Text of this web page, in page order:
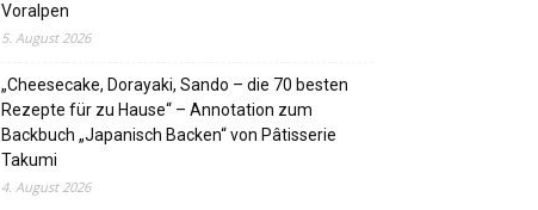
Voralpen
5. August 2026
„Cheesecake, Dorayaki, Sando – die 70 besten
Rezepte für zu Hause“ – Annotation zum
Backbuch „Japanisch Backen“ von Pâtisserie
Takumi
4. August 2026